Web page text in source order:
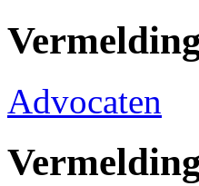
Advocaten